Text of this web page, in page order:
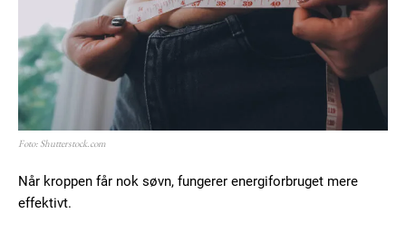
Foto: Shutterstock.com
Når kroppen får nok søvn, fungerer energiforbruget mere
effektivt.